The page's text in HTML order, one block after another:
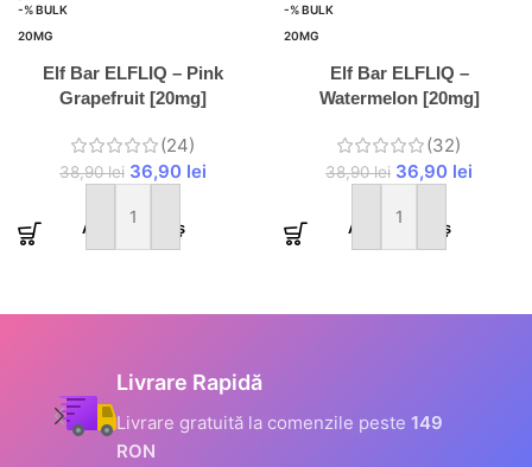
-% BULK
20MG
Elf Bar ELFLIQ – Pink
Grapefruit [20mg]
(24)
38,90lei 36,90 lei
Adaugă în coș
-% BULK
20MG
Elf Bar ELFLIQ –
Watermelon [20mg]
(32)
38,90lei 36,90 lei
Adaugă în coș
Informații Securizate
Toate datele tale suntcriptate prin SSL